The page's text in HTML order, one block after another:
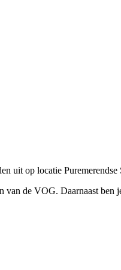
uit op locatie Puremerendse
van de VOG. Daarnaast